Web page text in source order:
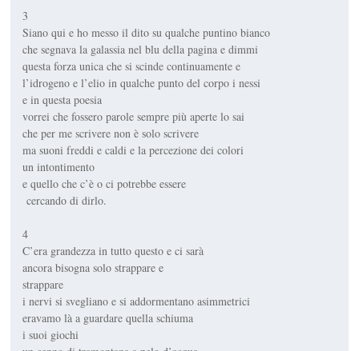
3
Siano qui e ho messo il dito su qualche puntino bianco
che segnava la galassia nel blu della pagina e dimmi
questa forza unica che si scinde continuamente e
l’idrogeno e l’elio in qualche punto del corpo i nessi
e in questa poesia
vorrei che fossero parole sempre più aperte lo sai
che per me scrivere non è solo scrivere
ma suoni freddi e caldi e la percezione dei colori
un intontimento
e quello che c’è o ci potrebbe essere
cercando di dirlo.
4
C’era grandezza in tutto questo e ci sarà
ancora bisogna solo strappare e
strappare
i nervi si svegliano e si addormentano asimmetrici
eravamo là a guardare quella schiuma
i suoi giochi